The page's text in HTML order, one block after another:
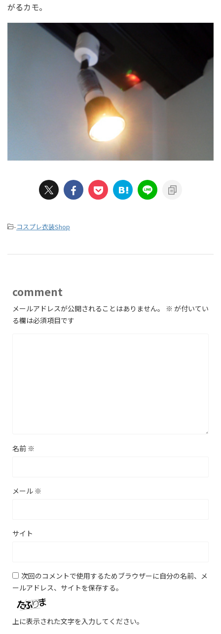
がるカモ。
-コスプレ衣装Shop
comment
メールアドレスが公開されることはありません。 ※ が付いてい
る欄は必須項目です
名前 ※
メール ※
サイト
次回のコメントで使用するためブラウザーに自分の名前、メ
ールアドレス、サイトを保存する。
上に表示された文字を入力してください。